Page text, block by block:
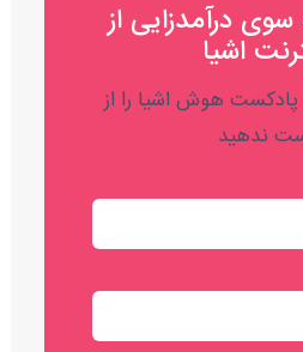
سوی درآمدزایی از
اشیا
پادکست هوش اشیا را از
ندهید